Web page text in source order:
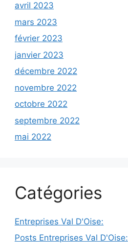
avril 2023
mars 2023
février 2023
janvier 2023
décembre 2022
novembre 2022
octobre 2022
septembre 2022
mai 2022
Catégories
Entreprises Val D'Oise:
Posts Entreprises Val D'Oise: